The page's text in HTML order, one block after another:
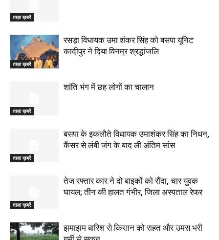
ताज़ा ख़बरें
ताज़ा ख़बरें
रसड़ा विधायक उमा शंकर सिंह को बसपा यूनिट
कादीपुर ने दिया विनम्र श्रद्धांजलि
ताज़ा ख़बरें
शांति भंग में छह लोगों का चालान
ताज़ा ख़बरें
बसपा के इकलौते विधायक उमाशंकर सिंह का निधन,
कैंसर से लंबी जंग के बाद ली अंतिम सांस
ताज़ा ख़बरें
तेज रफ्तार कार ने दो बाइकों को रौंदा, चार युवक
घायल; तीन की हालत गंभीर, जिला अस्पताल रेफर
झमाझम बारिश से किसान को राहत और उमस भरी